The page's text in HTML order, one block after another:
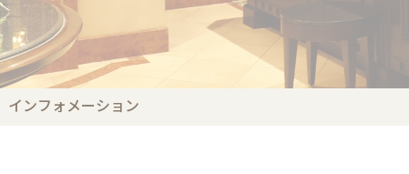
インフォメーション